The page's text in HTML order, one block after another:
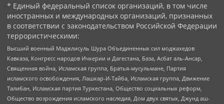
* Единый федеральный список организаций, в том числе
иностранных и международных организаций, признанных
в соответствии с законодательством Российской Федерации
террористическими:
Высший военный Маджлисуль Шура Объединенных сил моджахедов
Кавказа, Конгресс народов Ичкерии и Дагестана, База, Асбат аль-Ансар,
Священная война, Исламская группа, Братья-мусульмане, Партия
исламского освобождения, Лашкар-И-Тайба, Исламская группа, Движение
Талибан, Исламская партия Туркестана, Общество социальных реформ,
Общество возрождения исламского наследия, Дом двух святых, Джунд аш-